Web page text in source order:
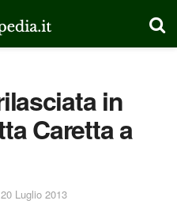
in
Caretta a
20 Luglio 2013